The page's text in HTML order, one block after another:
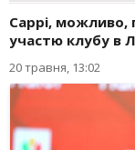
Саррі, можливо,
участю клубу в
20 травня, 13:02